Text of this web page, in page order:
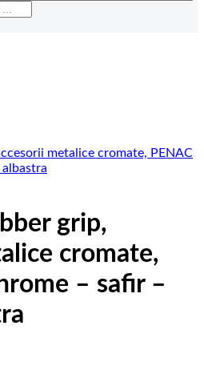
grip,
cromate,
– safir –